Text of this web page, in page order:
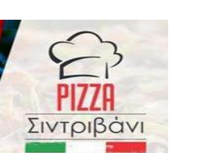
HEADLINES
άξονας που «γεμίζει»
και εμπειρία!
August 07, 2026